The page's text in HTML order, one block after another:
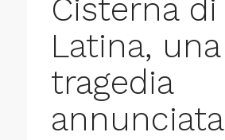
Cisterna di
Latina, una
tragedia
annunciata